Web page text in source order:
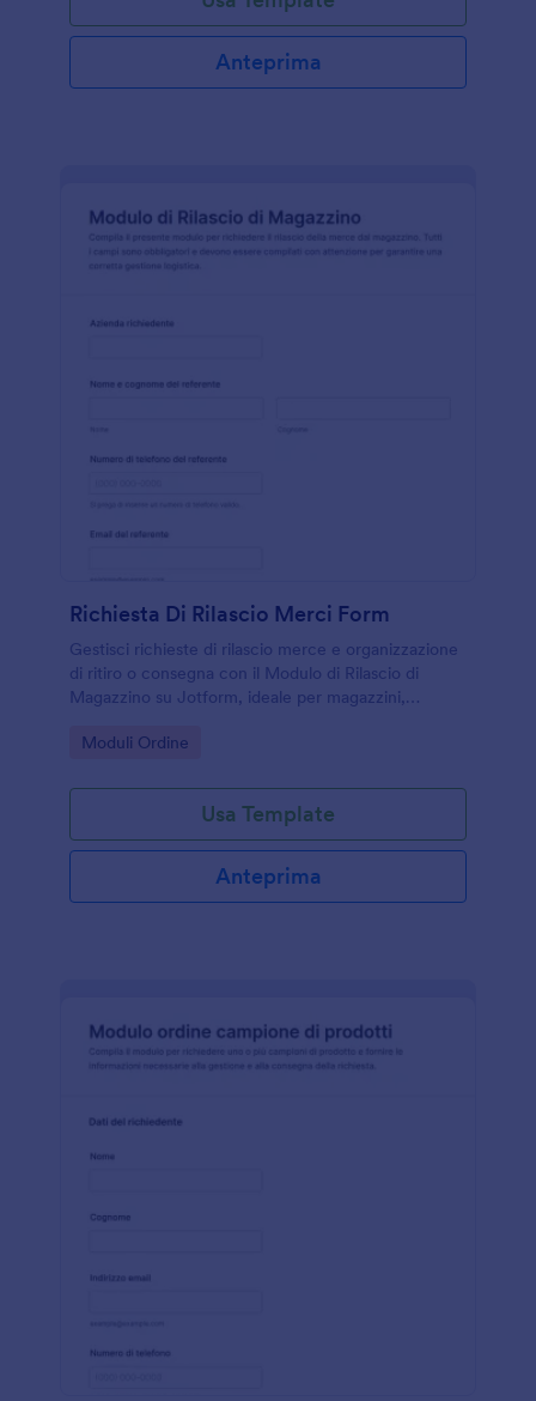
Anteprima
Richiesta Di Rilascio Merci Form
Gestisci richieste di rilascio merce e organizzazione
di ritiro o consegna con il Modulo di Rilascio di
Magazzino su Jotform, ideale per magazzini,
raccolta dati.
Go to Category:
Moduli Ordine
Usa Template
Anteprima